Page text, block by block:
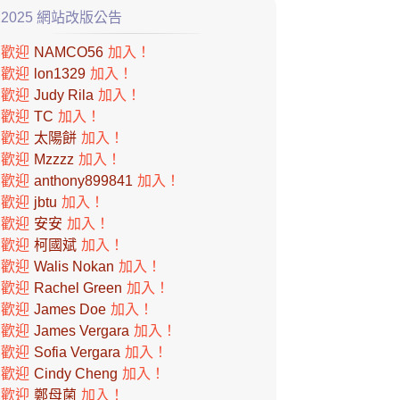
2025 網站改版公告
歡迎 NAMCO56 加入！
歡迎 lon1329 加入！
歡迎 Judy Rila 加入！
歡迎 TC 加入！
歡迎 太陽餅 加入！
歡迎 Mzzzz 加入！
歡迎 anthony899841 加入！
歡迎 jbtu 加入！
歡迎 安安 加入！
歡迎 柯國斌 加入！
歡迎 Walis Nokan 加入！
歡迎 Rachel Green 加入！
歡迎 James Doe 加入！
歡迎 James Vergara 加入！
歡迎 Sofia Vergara 加入！
歡迎 Cindy Cheng 加入！
歡迎 鄭母菌 加入！